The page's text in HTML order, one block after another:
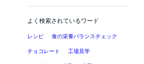
よく検索されているワード
レシピ 食の栄養バランスチェック
チョコレート 工場見学